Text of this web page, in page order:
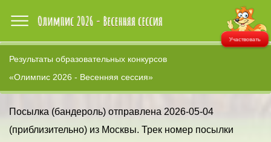
Участвовать
Результаты образовательных конкурсов
«Олимпис 2026 - Весенняя сессия»
Посылка (бандероль) отправлена 2026-05-04
(приблизительно) из Москвы. Трек номер посылки